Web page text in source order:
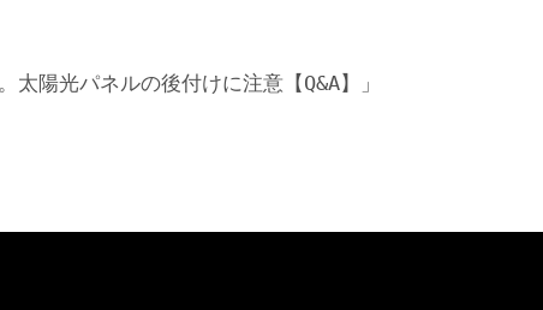
太陽光パネルの後付けに注意【Q&A】」